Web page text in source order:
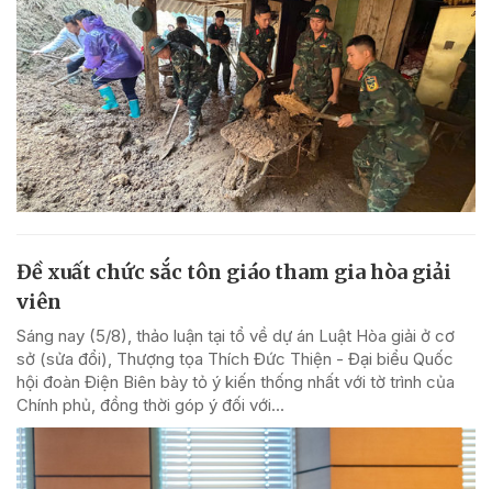
Đề xuất chức sắc tôn giáo tham gia hòa giải
viên
Sáng nay (5/8), thảo luận tại tổ về dự án Luật Hòa giải ở cơ
sở (sửa đổi), Thượng tọa Thích Đức Thiện - Đại biểu Quốc
hội đoàn Điện Biên bày tỏ ý kiến thống nhất với tờ trình của
Chính phủ, đồng thời góp ý đối với...